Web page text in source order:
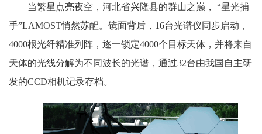
当繁星点亮夜空，河北省兴隆县的群山之巅， “星光捕
手”LAMOST悄然苏醒。镜面背后，16台光谱仪同步启动，
4000根光纤精准列阵，逐一锁定4000个目标天体，并将来自
天体的光线分解为不同波长的光谱，通过32台由我国自主研
发的CCD相机记录存档。